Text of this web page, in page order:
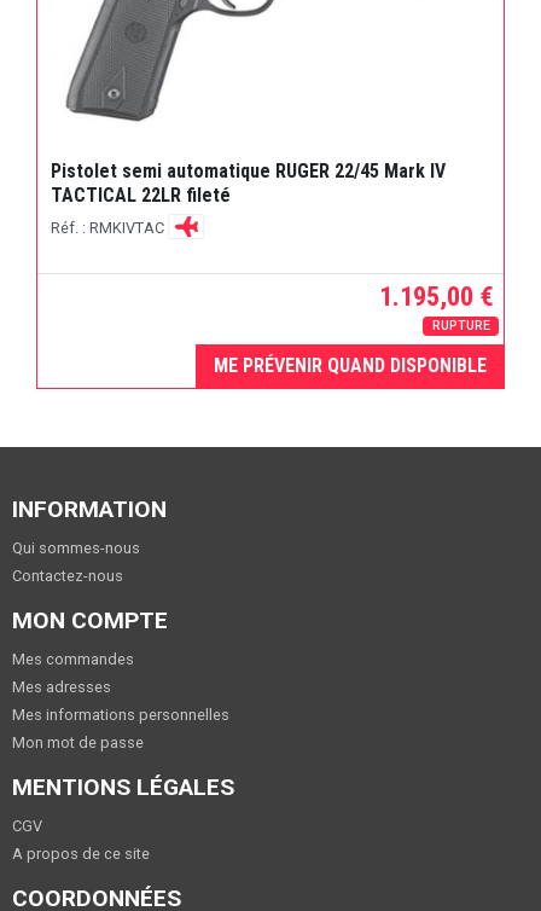
Pistolet semi automatique RUGER 22/45 Mark IV
TACTICAL 22LR fileté
Réf. : RMKIVTAC
1.195,00 €
RUPTURE
ME PRÉVENIR QUAND DISPONIBLE
INFORMATION
Qui sommes-nous
Contactez-nous
MON COMPTE
Mes commandes
Mes adresses
Mes informations personnelles
Mon mot de passe
MENTIONS LÉGALES
CGV
A propos de ce site
COORDONNÉES